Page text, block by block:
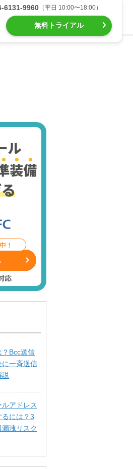
無料トライアル
6131-9960（平日 10:00〜18:00）
？Bcc送信
に一斉送信
アドレス
には？3
洩リスク